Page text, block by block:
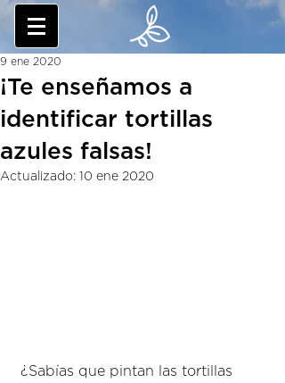
¡Te enseñamos a
identificar tortillas
azules falsas!
9 ene 2020
Actualizado: 10 ene 2020